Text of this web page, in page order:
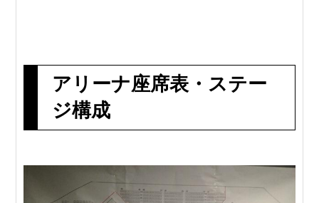
アリーナ座席表・ステー
ジ構成